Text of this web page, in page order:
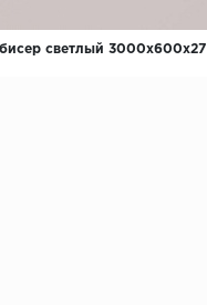
светлый 3000х600х27